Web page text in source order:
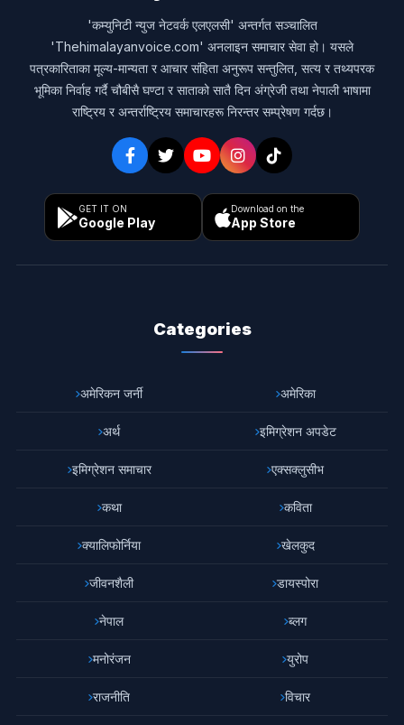
'कम्युनिटी न्युज नेटवर्क एलएलसी' अन्तर्गत सञ्चालित
'Thehimalayanvoice.com' अनलाइन समाचार सेवा हो। यसले
पत्रकारिताका मूल्य-मान्यता र आचार संहिता अनुरूप सन्तुलित, सत्य र तथ्यपरक
भूमिका निर्वाह गर्दै चौबीसै घण्टा र साताको सातै दिन अंग्रेजी तथा नेपाली भाषामा
राष्ट्रिय र अन्तर्राष्ट्रिय समाचारहरू निरन्तर सम्प्रेषण गर्दछ।
GET IT ON
Google Play
Download on the
App Store
Categories
अमेरिकन जर्नी अमेरिका
अर्थ इमिग्रेशन अपडेट
इमिग्रेशन समाचार एक्सक्लुसीभ
कथा कविता
क्यालिफोर्निया खेलकुद
जीवनशैली डायस्पोरा
नेपाल ब्लग
मनोरंजन युरोप
राजनीति विचार